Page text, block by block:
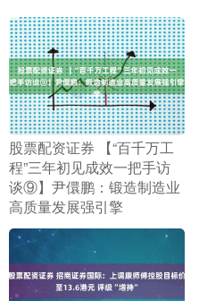
​股票配资证券 【“百千万工
程”三年初见成效一把手访
谈⑨】尹儇鹏：锻造制造业
高质量发展强引擎